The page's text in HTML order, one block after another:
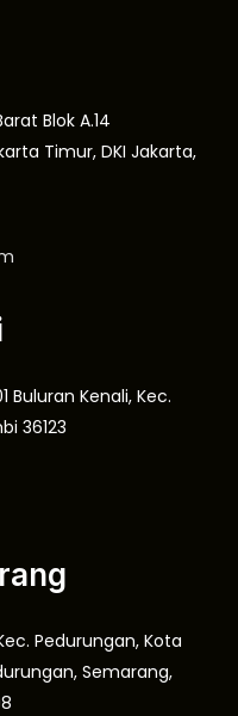
Blok A.14
Timur, DKI Jakarta,
Buluran Kenali, Kec.
36123
Pedurungan, Kota
Semarang,